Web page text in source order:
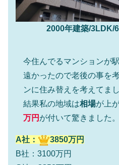
2000年建築/3LDK/
今住んでるマンションが
遠かったので老後の事を
ンに住み替えを考えてま
結果私の地域は相場が上
万円 が付いて驚きました。
A社：
3850万円
B社：3100万円